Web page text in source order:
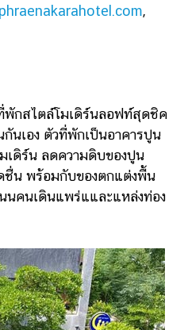
phraenakarahotel.com,
พักสไตล์โมเดิร์นลอฟท์สุดชิค
นเอง ตัวที่พักเป็นอาคารปูน
เดิร์น ลดความดิบของปูน
ชื่น พร้อมกับของตกแต่งพื้น
นคนเดินแพร่แและแหล่งท่อง